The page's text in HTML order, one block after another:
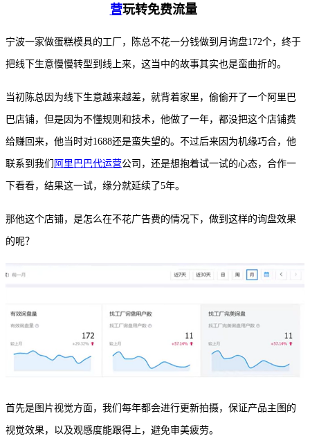
营玩转免费流量
宁波一家做蛋糕模具的工厂，陈总不花一分钱做到月询盘172个，终于
把线下生意慢慢转型到线上来，这当中的故事其实也是蛮曲折的。
当初陈总因为线下生意越来越差，就背着家里，偷偷开了一个阿里巴
巴店铺，但是因为不懂规则和技术，他做了一年，都没把这个店铺费
给赚回来，他当时对1688还是蛮失望的。不过后来因为机缘巧合，他
联系到我们 阿里巴巴代运营公司，还是想抱着试一试的心态，合作一
下看看，结果这一试，缘分就延续了5年。
那他这个店铺，是怎么在不花广告费的情况下，做到这样的询盘效果
的呢？
首先是图片视觉方面，我们每年都会进行更新拍摄，保证产品主图的
视觉效果，以及观感度能跟得上，避免审美疲劳。